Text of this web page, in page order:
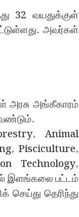
32 வயதுக்குள்
அவர்கள்
அரசு அங்கீகாரம்
Animal
Pisciculture,
Technology,
இளங்கலை பட்டம்
செய்து தெரிந்து